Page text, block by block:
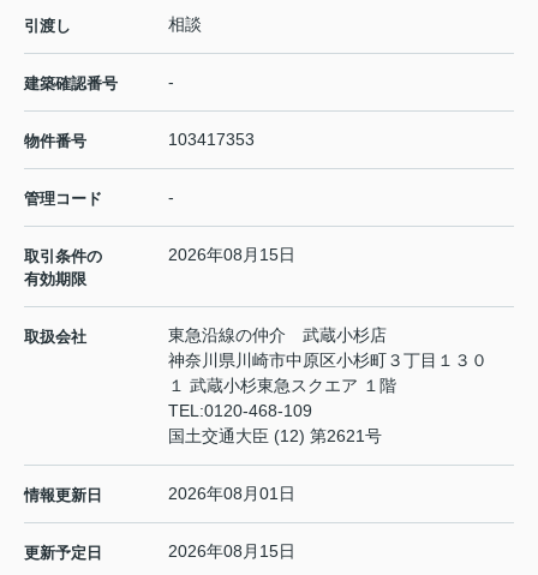
引渡し 相談
建築確認番号 -
物件番号 103417353
管理コード -
取引条件の
有効期限
2026年08月15日
取扱会社
東急沿線の仲介 武蔵小杉店
神奈川県川崎市中原区小杉町３丁目１３０
１ 武蔵小杉東急スクエア １階
TEL:0120-468-109
国土交通大臣 (12) 第2621号
情報更新日 2026年08月01日
更新予定日 2026年08月15日